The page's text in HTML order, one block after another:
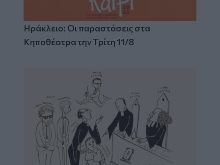
Ηράκλειο: Οι παραστάσεις στα
Κηποθέατρα την Τρίτη 11/8